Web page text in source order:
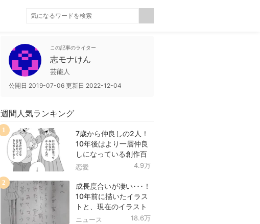
この記事のライター
志モナけん
芸能人
公開日 2019-07-06 更新日 2022-12-04
週間人気ランキング
7歳から仲良しの2人！
10年後はより一層仲良
しになっている創作百
合！
恋愛 4.9万
1
成長度合いが凄い･･･！
10年前に描いたイラス
トと、現在のイラスト
を投稿したツイートが
ニュース 18.6万
2